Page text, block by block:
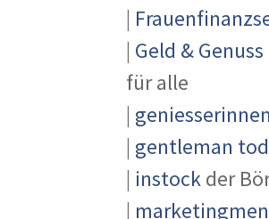
|
| Geld & Genuss
für alle
|
| gentleman
| instock der
|